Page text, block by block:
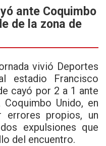
ante Coquimbo
de la zona de
vivió Deportes
estadio Francisco
cayó por 2 a 1 ante
Unido, en
errores propios, un
expulsiones que
del encuentro.